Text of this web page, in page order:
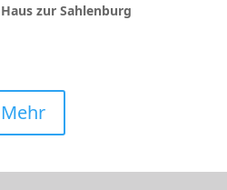
zur Sahlenburg
Mehr